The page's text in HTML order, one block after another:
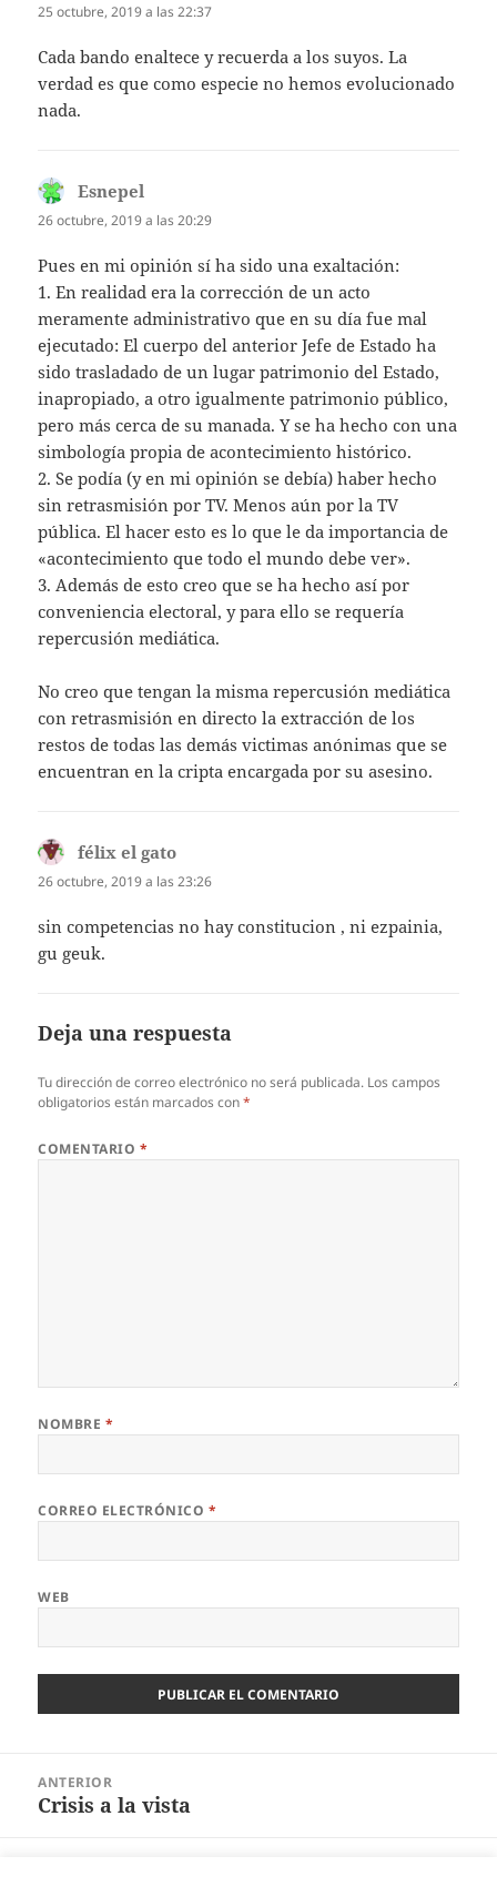
25 octubre, 2019 a las 22:37
Cada bando enaltece y recuerda a los suyos. La
verdad es que como especie no hemos evolucionado
nada.
Esnepel
26 octubre, 2019 a las 20:29
Pues en mi opinión sí ha sido una exaltación:
1. En realidad era la corrección de un acto
meramente administrativo que en su día fue mal
ejecutado: El cuerpo del anterior Jefe de Estado ha
sido trasladado de un lugar patrimonio del Estado,
inapropiado, a otro igualmente patrimonio público,
pero más cerca de su manada. Y se ha hecho con una
simbología propia de acontecimiento histórico.
2. Se podía (y en mi opinión se debía) haber hecho
sin retrasmisión por TV. Menos aún por la TV
pública. El hacer esto es lo que le da importancia de
«acontecimiento que todo el mundo debe ver».
3. Además de esto creo que se ha hecho así por
conveniencia electoral, y para ello se requería
repercusión mediática.
No creo que tengan la misma repercusión mediática
con retrasmisión en directo la extracción de los
restos de todas las demás victimas anónimas que se
encuentran en la cripta encargada por su asesino.
félix el gato
26 octubre, 2019 a las 23:26
sin competencias no hay constitucion , ni ezpainia,
gu geuk.
Deja una respuesta
Tu dirección de correo electrónico no será publicada. Los campos
obligatorios están marcados con*
COMENTARIO *
NOMBRE *
CORREO ELECTRÓNICO *
WEB
entradas
ANTERIOR
Entrada
Crisis a la vista